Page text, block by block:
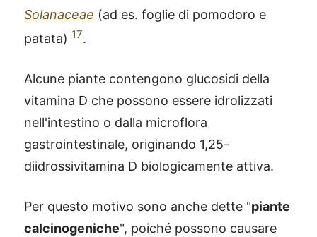
Solanaceae (ad es. foglie di pomodoro e
patata) 17.
Alcune piante contengono glucosidi della
vitamina D che possono essere idrolizzati
nell'intestino o dalla microflora
gastrointestinale, originando 1,25-
diidrossivitamina D biologicamente attiva.
Per questo motivo sono anche dette "piante
calcinogeniche", poiché possono causare